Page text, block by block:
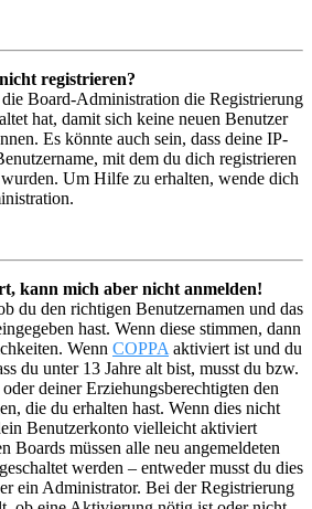
registrieren?
die Board-Administration die Registrierung
hat, damit sich keine neuen Benutzer
Es könnte auch sein, dass deine IP-
mit dem du dich registrieren
Um Hilfe zu erhalten, wende dich
kann mich aber nicht anmelden!
du den richtigen Benutzernamen und das
hast. Wenn diese stimmen, dann
Wenn COPPA aktiviert ist und du
du unter 13 Jahre alt bist, musst du bzw.
deiner Erziehungsberechtigten den
die du erhalten hast. Wenn dies nicht
Benutzerkonto vielleicht aktiviert
Boards müssen alle neu angemeldeten
werden – entweder musst du dies
ein Administrator. Bei der Registrierung